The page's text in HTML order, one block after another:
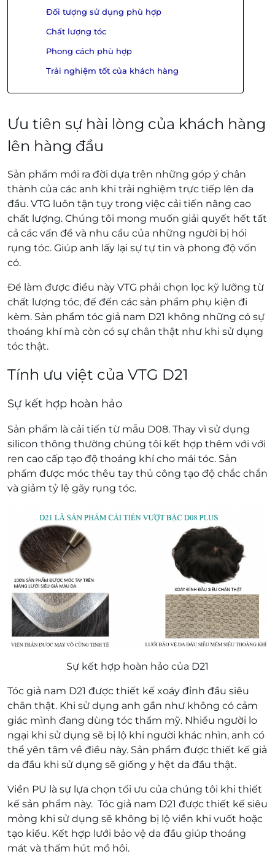
Đối tượng sử dụng phù hợp
Chất lượng tóc
Phong cách phù hợp
Trải nghiệm tốt của khách hàng
Ưu tiên sự hài lòng của khách hàng
lên hàng đầu
Sản phẩm mới ra đời dựa trên những góp ý chân
thành của các anh khi trải nghiệm trực tiếp lên da
đầu. VTG luôn tận tụy trong việc cải tiến nâng cao
chất lượng. Chúng tôi mong muốn giải quyết hết tất
cả các vấn đề và nhu cầu của những người bị hói
rụng tóc. Giúp anh lấy lại sự tự tin và phong độ vốn
có.
Để làm được điều này VTG phải chọn lọc kỹ lưỡng từ
chất lượng tóc, đế đến các sản phẩm phụ kiện đi
kèm. Sản phẩm tóc giả nam D21 không những có sự
thoáng khí mà còn có sự chân thật như khi sử dụng
tóc thật.
Tính ưu việt của VTG D21
Sự kết hợp hoàn hảo
Sản phẩm là cải tiến từ mẫu D08. Thay vì sử dụng
silicon thông thường chúng tôi kết hợp thêm với với
ren cao cấp tạo độ thoáng khí cho mái tóc. Sản
phẩm được móc thêu tay thủ công tạo độ chắc chắn
và giảm tỷ lệ gãy rụng tóc.
Sự kết hợp hoàn hảo của D21
Tóc giả nam D21 được thiết kế xoáy đỉnh đầu siêu
chân thật. Khi sử dụng anh gần như không có cảm
giác mình đang dùng tóc thẩm mỹ. Nhiều người lo
ngại khi sử dụng sẽ bị lộ khi người khác nhìn, anh có
thể yên tâm về điều này. Sản phẩm được thiết kế giả
da đầu khi sử dụng sẽ giống y hệt da đầu thật.
Viền PU là sự lựa chọn tối ưu của chúng tôi khi thiết
kế sản phẩm này. Tóc giả nam D21 được thiết kế siêu
mỏng khi sử dụng sẽ không bị lộ viền khi vuốt hoặc
tạo kiểu. Kết hợp lưới bảo vệ da đầu giúp thoáng
mát và thấm hút mồ hôi.